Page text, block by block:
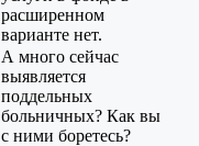
расширенном
варианте нет.
А много сейчас
выявляется
поддельных
больничных? Как вы
с ними боретесь?